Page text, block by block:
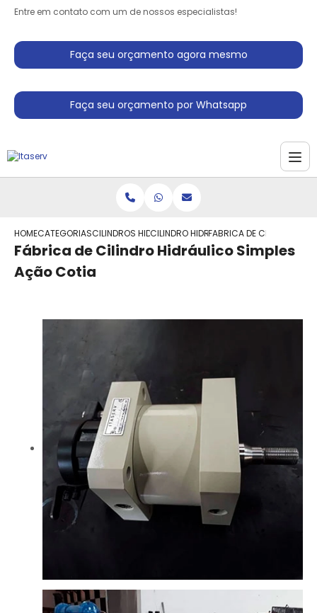
Entre em contato com um de nossos especialistas!
Faça seu orçamento agora mesmo
Faça seu orçamento por Whatsapp
HOMECATEGORIASCILINDROS HIDRAULICOCILINDRO HIDRAULICO SIMPLES ACAO
FABRICA DE CILINDRO
Fábrica de Cilindro Hidráulico Simples
Ação Cotia